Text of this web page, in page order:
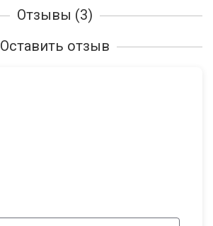
Отзывы (3)
Оставить отзыв